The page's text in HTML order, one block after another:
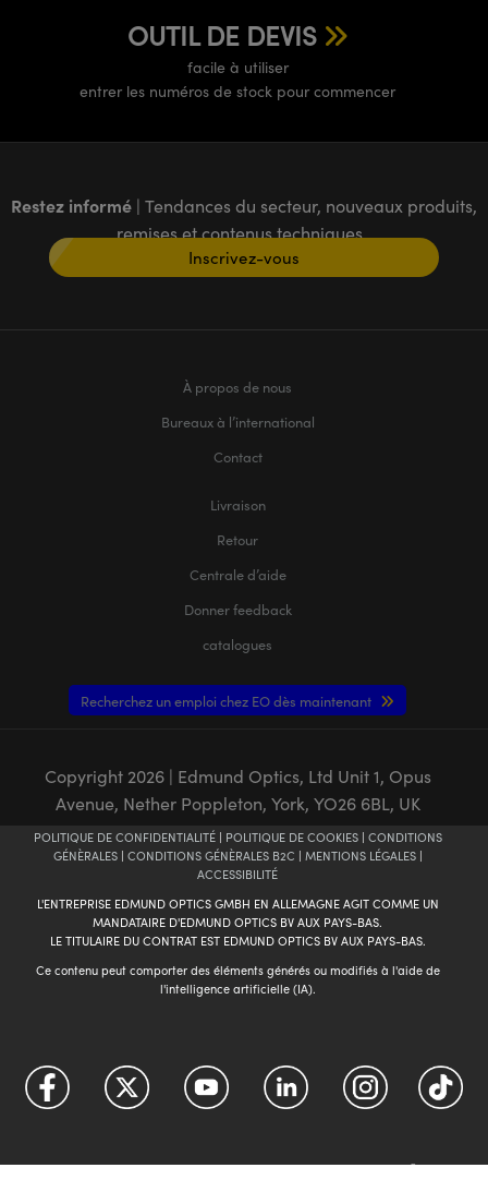
OUTIL DE DEVIS
facile à utiliser
entrer les numéros de stock pour commencer
Restez informé | Tendances du secteur, nouveaux produits,
remises et contenus techniques
Inscrivez-vous
À propos de nous
Bureaux à l’international
Contact
Livraison
Retour
Centrale d’aide
Donner feedback
catalogues
Recherchez un emploi chez EO dès maintenant
Copyright 2026| Edmund Optics, Ltd Unit 1, Opus
Avenue, Nether Poppleton, York, YO26 6BL, UK
POLITIQUE DE CONFIDENTIALITÉ| POLITIQUE DE COOKIES| CONDITIONS
GÉNÈRALES| CONDITIONS GÉNÈRALES B2C | MENTIONS LÉGALES|
ACCESSIBILITÉ
L'ENTREPRISE EDMUND OPTICS GMBH EN ALLEMAGNE AGIT COMME UN
MANDATAIRE D'EDMUND OPTICS BV AUX PAYS-BAS.
LE TITULAIRE DU CONTRAT EST EDMUND OPTICS BV AUX PAYS-BAS.
Ce contenu peut comporter des éléments générés ou modifiés à l'aide de
l'intelligence artificielle (IA).
TheFUTUREDepends On Optics®